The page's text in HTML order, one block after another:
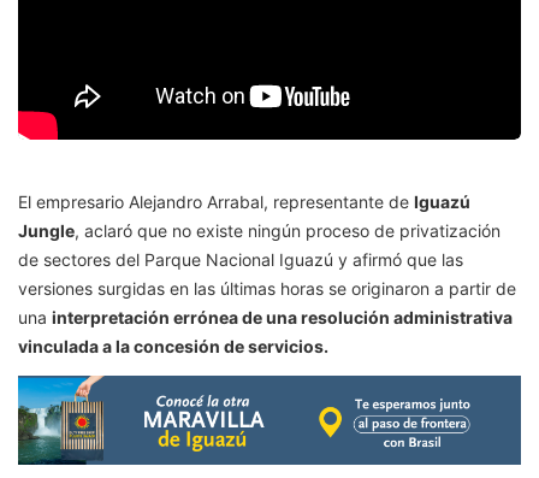
El empresario Alejandro Arrabal, representante de Iguazú
Jungle, aclaró que no existe ningún proceso de privatización
de sectores del Parque Nacional Iguazú y afirmó que las
versiones surgidas en las últimas horas se originaron a partir de
una interpretación errónea de una resolución administrativa
vinculada a la concesión de servicios.